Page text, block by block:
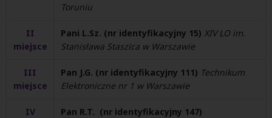
Toruniu
II
miejsce
Pani L.Sz. (nr identyfikacyjny 15) XIV LO im.
Stanisława Staszica w Warszawie
III
miejsce
Pan J.G. (nr identyfikacyjny 111) Technikum
Elektroniczne nr 1 w Warszawie
IV
Pan R.T. (nr identyfikacyjny 147)